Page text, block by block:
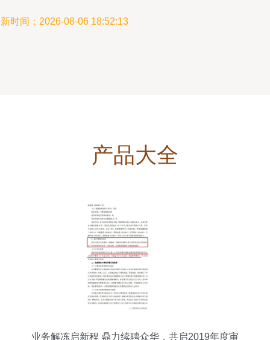
时间：2026-08-06 18:52:13
产品大全
业务解冻启新程 鼎力续聘众华，共启2019年度审